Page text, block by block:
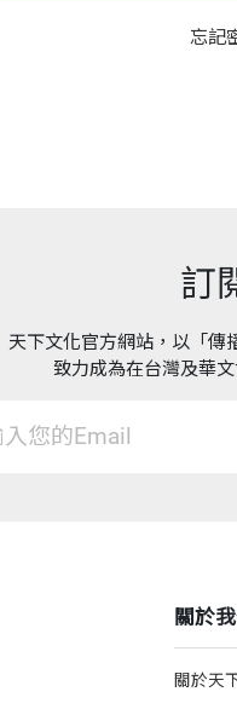
忘記
訂
天下文化官方網站，以「傳
致力成為在台灣及華
關於
關於天